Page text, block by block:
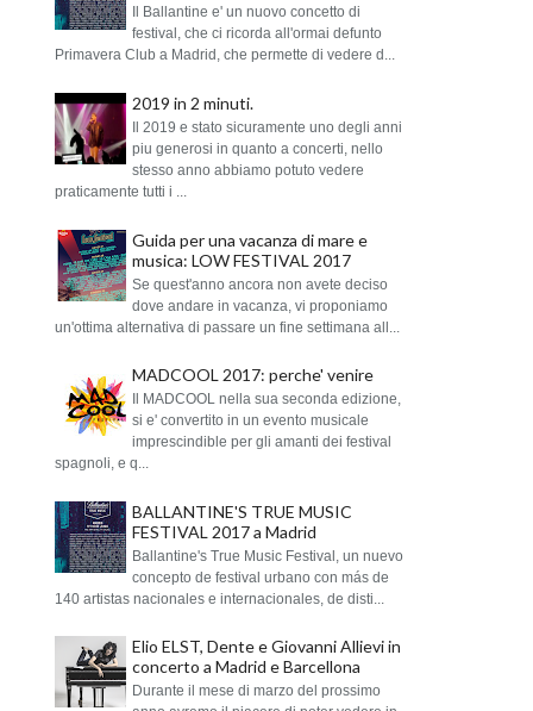
Il Ballantine e' un nuovo concetto di
festival, che ci ricorda all'ormai defunto
Primavera Club a Madrid, che permette di vedere d...
2019 in 2 minuti.
Il 2019 e stato sicuramente uno degli anni
piu generosi in quanto a concerti, nello
stesso anno abbiamo potuto vedere
praticamente tutti i ...
Guida per una vacanza di mare e
musica: LOW FESTIVAL 2017
Se quest'anno ancora non avete deciso
dove andare in vacanza, vi proponiamo
un'ottima alternativa di passare un fine settimana all...
MADCOOL 2017: perche' venire
Il MADCOOL nella sua seconda edizione,
si e' convertito in un evento musicale
imprescindible per gli amanti dei festival
spagnoli, e q...
BALLANTINE'S TRUE MUSIC
FESTIVAL 2017 a Madrid
Ballantine's True Music Festival, un nuevo
concepto de festival urbano con más de
140 artistas nacionales e internacionales, de disti...
Elio ELST, Dente e Giovanni Allievi in
concerto a Madrid e Barcellona
Durante il mese di marzo del prossimo